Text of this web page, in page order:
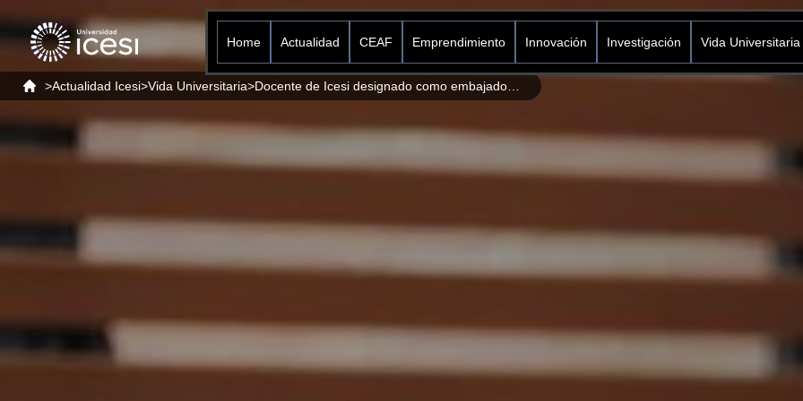
>Actualidad Icesi>Vida Universitaria>
Home Actualidad CEAF Emprendimiento Innovación Investigación Vida Universitaria